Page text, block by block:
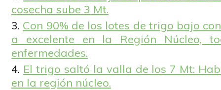
cosecha sube 3 Mt.
Con 90% de los lotes de trigo bajo
a excelente en la Región Núcleo,
enfermedades.
El trigo saltó la valla de los 7 Mt:
en la región núcleo.